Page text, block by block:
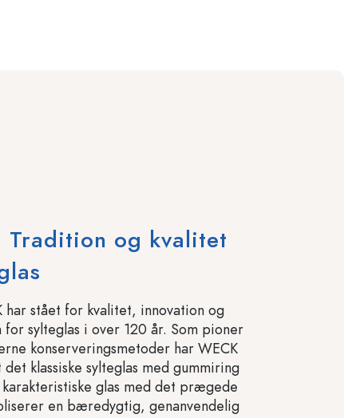
Tradition og kvalitet
stået for kvalitet, innovation og
sylteglas i over 120 år. Som pioner
konserveringsmetoder har WECK
klassiske sylteglas med gummiring
glas med det prægede
en bæredygtig, genanvendelig